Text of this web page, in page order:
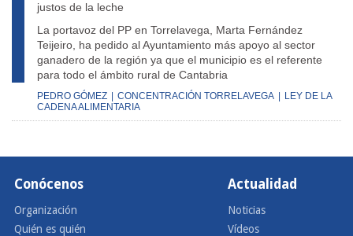
justos de la leche
La portavoz del PP en Torrelavega, Marta Fernández
Teijeiro, ha pedido al Ayuntamiento más apoyo al sector
ganadero de la región ya que el municipio es el referente
para todo el ámbito rural de Cantabria
PEDRO GÓMEZ CONCENTRACIÓN TORRELAVEGA
LEY DE LA
CADENA ALIMENTARIA
Conócenos
Organización
Quién es quién
Actualidad
Noticias
Vídeos